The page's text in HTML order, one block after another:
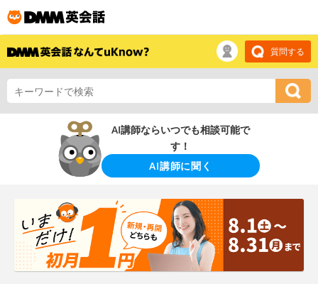
質問する
AI講師ならいつでも相談可能で
す！
AI講師に聞く